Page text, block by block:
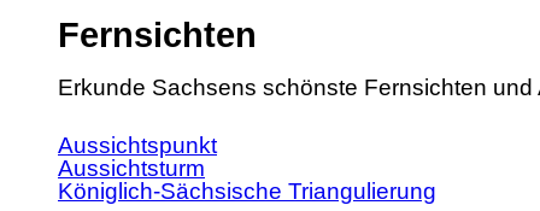
Fernsichten
Erkunde Sachsens schönste Fernsichten und
Aussichtspunkt
Aussichtsturm
Königlich-Sächsische Triangulierung